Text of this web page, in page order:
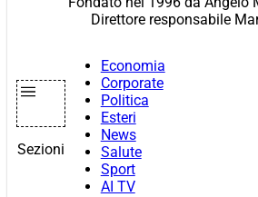
Direttore responsabile
Sezioni
Economia
Corporate
Politica
Esteri
News
Salute
Sport
AI TV